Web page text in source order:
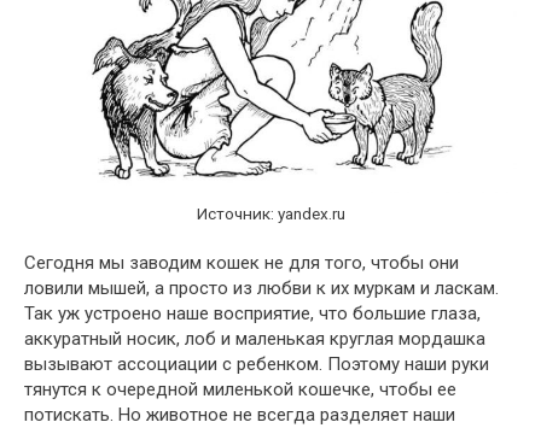
Источник: yandex.ru
Сегодня мы заводим кошек не для того, чтобы они
ловили мышей, а просто из любви к их муркам и ласкам.
Так уж устроено наше восприятие, что большие глаза,
аккуратный носик, лоб и маленькая круглая мордашка
вызывают ассоциации с ребенком. Поэтому наши руки
тянутся к очередной миленькой кошечке, чтобы ее
потискать. Но животное не всегда разделяет наши